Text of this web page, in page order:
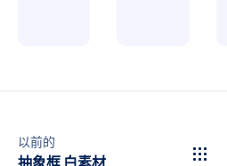
以前的
抽象框 白素材